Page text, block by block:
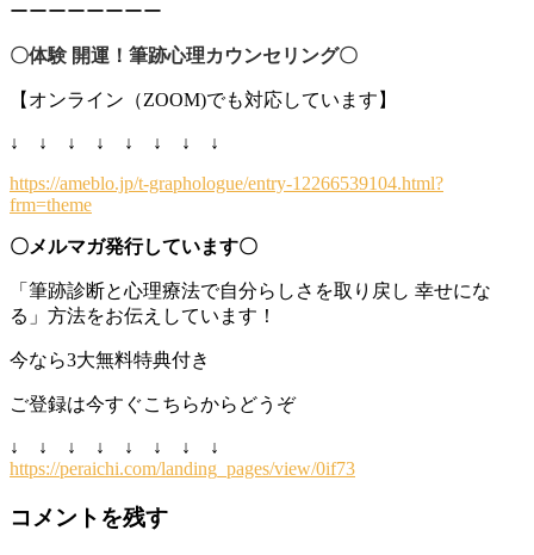
ーーーーーーーー
〇体験 開運！筆跡心理カウンセリング〇
【オンライン（ZOOM)でも対応しています】
↓ ↓ ↓ ↓ ↓ ↓ ↓ ↓
https://ameblo.jp/t-graphologue/entry-12266539104.html?
frm=theme
〇メルマガ発行しています〇
「筆跡診断と心理療法で自分らしさを取り戻し 幸せにな
る」方法をお伝えしています！
今なら3大無料特典付き
ご登録は今すぐこちらからどうぞ
↓ ↓ ↓ ↓ ↓ ↓ ↓ ↓
https://peraichi.com/landing_pages/view/0if73
コメントを残す